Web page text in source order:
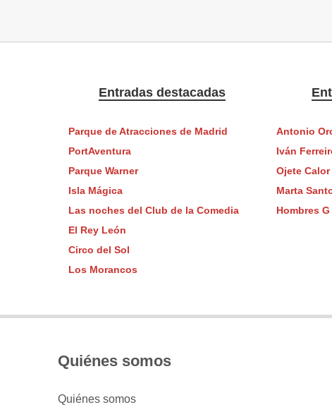
Entradas destacadas
Parque de Atracciones de Madrid
PortAventura
Parque Warner
Isla Mágica
Las noches del Club de la Comedia
El Rey León
Circo del Sol
Los Morancos
Antonio
Iván
Ojete Calor
Marta
Hombres G
Quiénes somos
Quiénes somos